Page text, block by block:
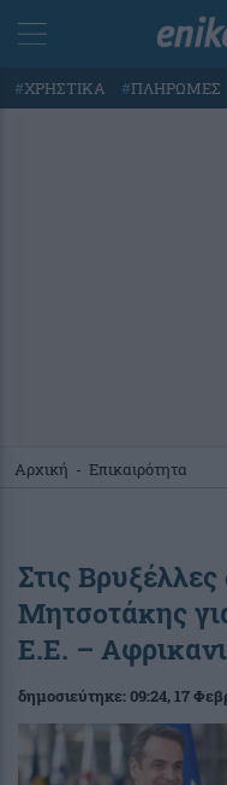
#ΧΡΗΣΤΙΚΑ #ΠΛΗΡΩΜΕΣ
Αρχική - Επικαιρότητα
Στις
Μητσοτάκης
Ε.Ε. –
δημοσιεύτηκε:09:24, 17